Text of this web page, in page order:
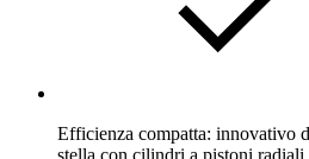
Efficienza compatta: innovativo